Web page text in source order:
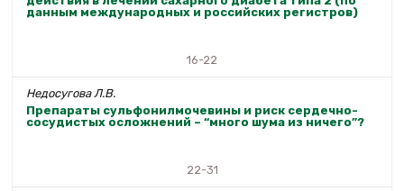
данным международных и российских регистров)
16-22
Недосугова Л.В.
Препараты сульфонилмочевины и риск сердечно-
сосудистых осложнений – “много шума из ничего”?
22-31